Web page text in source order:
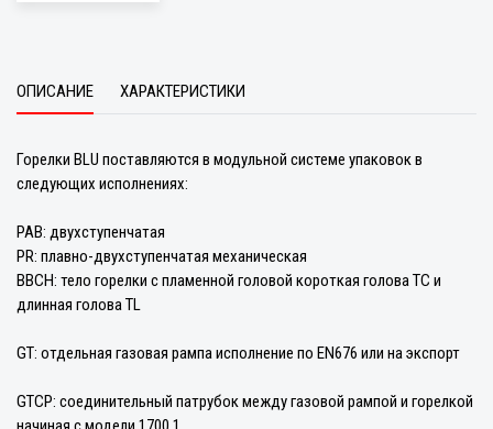
ОПИСАНИЕ ХАРАКТЕРИСТИКИ
Горелки BLU поставляются в модульной системе упаковок в
следующих исполнениях:
PAB: двухступенчатая
PR: плавно-двухступенчатая механическая
BBCH: тело горелки с пламенной головой короткая голова TC и
длинная голова TL
GT: отдельная газовая рампа исполнение по EN676 или на экспорт
GTCP: соединительный патрубок между газовой рампой и горелкой